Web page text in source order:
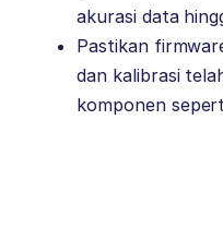
akurasi data
Pastikan
dan kalibrasi
komponen